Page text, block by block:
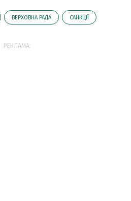
ВЕРХОВНА РАДА САНКЦІЇ
РЕКЛАМА: